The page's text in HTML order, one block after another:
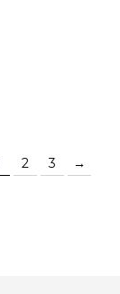
2 3 →